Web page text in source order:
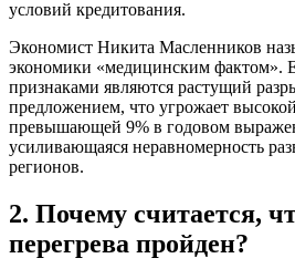
условий кредитования.
Экономист Никита Масленников
экономики «медицинским фактом».
признаками являются растущий
предложением, что угрожает
превышающей 9% в годовом
усиливающаяся неравномерность
регионов.
2. Почему считается,
перегрева пройден?